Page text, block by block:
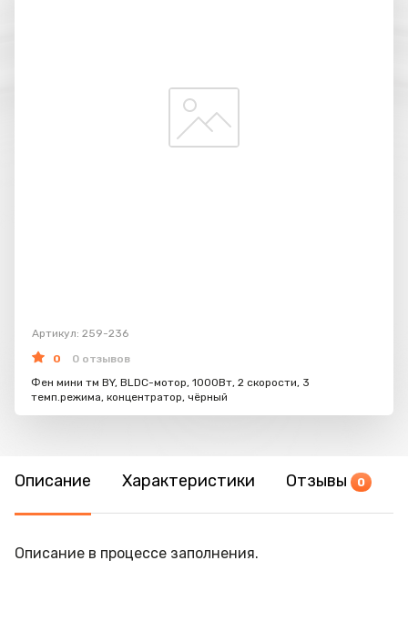
Артикул: 259-236
0
0 отзывов
Фен мини тм BY, BLDC-мотор, 1000Вт, 2 скорости, 3
темп.режима, концентратор, чёрный
Описание Характеристики Отзывы 0
Описание в процессе заполнения.